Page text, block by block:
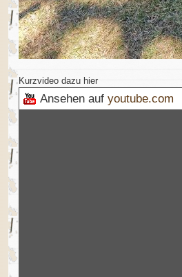
Kurzvideo dazu hier
Ansehen auf youtube.com